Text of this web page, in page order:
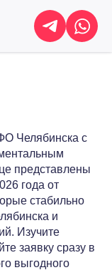
Челябинска с
представлены
года от
стабильно
и
Изучите
заявку сразу в
выгодного